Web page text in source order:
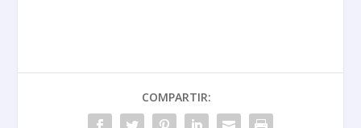
COMPARTIR: